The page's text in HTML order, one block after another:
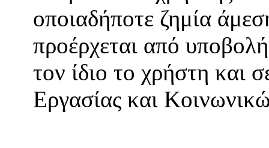
οποιαδήποτε ζημία
προέρχεται από
τον ίδιο το χρήστη και
Εργασίας και